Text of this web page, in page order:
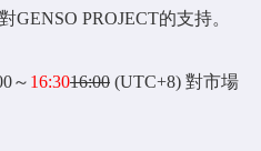
PROJECT的支持。
～ 16:3016:00 (UTC+8) 對市場